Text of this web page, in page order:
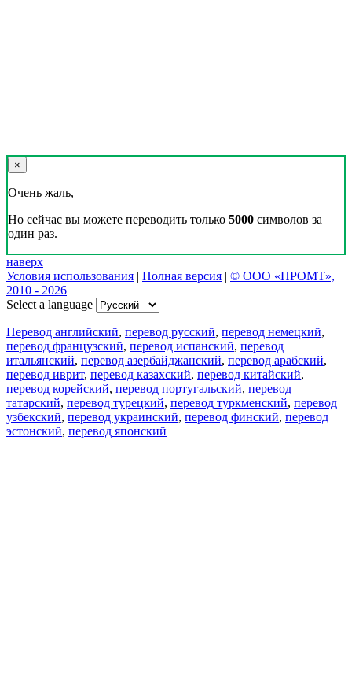
×
Очень жаль,
Но сейчас вы можете переводить только 5000 символов за
один раз.
наверх
Условия использования | Полная версия | © ООО «ПРОМТ»,
2010 - 2026
Select a language
Перевод английский, перевод русский, перевод немецкий,
перевод французский, перевод испанский, перевод
итальянский, перевод азербайджанский, перевод арабский,
перевод иврит, перевод казахский, перевод китайский,
перевод корейский, перевод португальский, перевод
татарский, перевод турецкий, перевод туркменский, перевод
узбекский, перевод украинский, перевод финский, перевод
эстонский, перевод японский